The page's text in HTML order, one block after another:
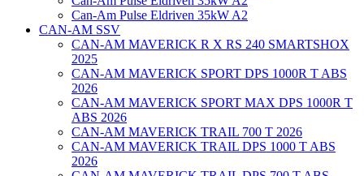
Can-Am Pulse Eldriven 35kW A2
CAN-AM SSV
CAN-AM MAVERICK R X RS 240 SMARTSHOX
2025
CAN-AM MAVERICK SPORT DPS 1000R T ABS
2026
CAN-AM MAVERICK SPORT MAX DPS 1000R T
ABS 2026
CAN-AM MAVERICK TRAIL 700 T 2026
CAN-AM MAVERICK TRAIL DPS 1000 T ABS
2026